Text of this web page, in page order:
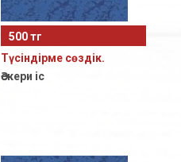
500 тг
Түсiндiрме сөздiк.
Әскери iс